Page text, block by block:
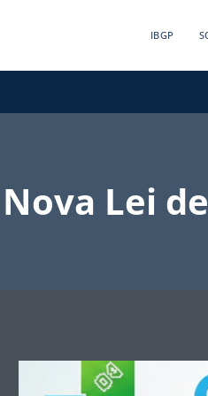
IBGP
Nova Lei